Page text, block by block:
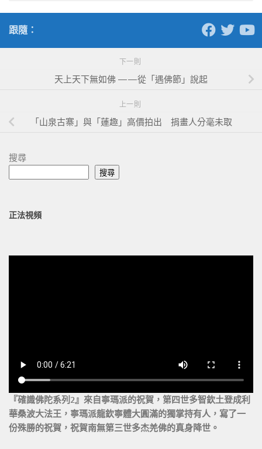
跟隨：
下一則
天上天下無如佛 ——從「遇佛節」說起
上一則
「山泉古寨」與「蓮趣」高價拍出 捐畫人分毫未取
搜尋
搜尋
正法視頻
『確識佛陀系列2』來自寧瑪派的祝賀，第四世多智欽土登成利
華桑波大法王，寧瑪派龍欽寧體大圓滿的獨掌持有人，寫了一
份殊勝的祝賀，祝賀南無第三世多杰羌佛的真身降世。